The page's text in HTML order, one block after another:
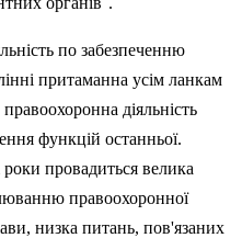
по забезпеченню
притаманна усім ланкам
діяльність
функцій останньої.
провадиться велика
право­охоронної
низка питань, пов'язаних